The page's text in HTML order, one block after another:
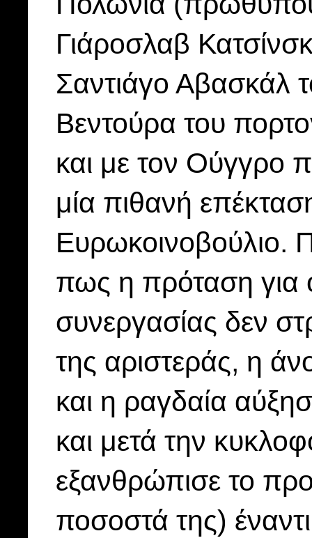
Γιάροσλαβ
Σαντιάγο Αβασκάλ
Βεντούρα του
και με τον Ούγγρο
μία πιθανή
Ευρωκοινοβούλιο.
πως η πρόταση για
συνεργασίας δεν
της αριστεράς, η
και η ραγδαία
και μετά την
εξανθρώπισε το
ποσοστά της)